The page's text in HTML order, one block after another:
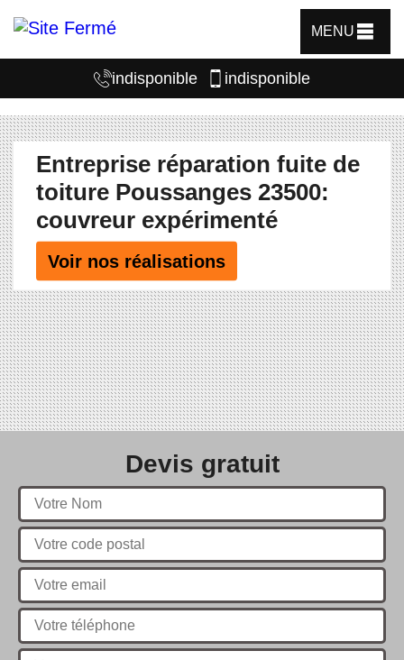
MENU
indisponible indisponible
Entreprise réparation fuite de
toiture Poussanges 23500:
couvreur expérimenté
Voir nos réalisations
Devis gratuit